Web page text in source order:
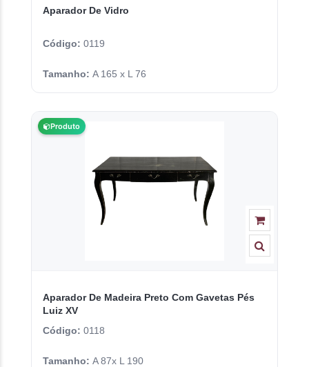
Aparador De Vidro
Código: 0119
Tamanho: A 165 x L 76
Produto
Aparador De Madeira Preto Com Gavetas Pés
Luiz XV
Código: 0118
Tamanho: A 87x L 190